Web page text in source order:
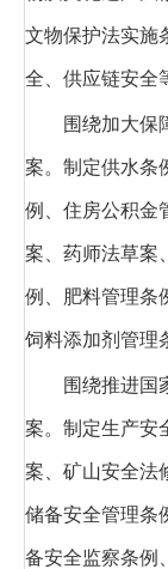
文物保护法实施
全、供应链安全
围绕加大保
案。制定供水条
例、住房公积金
案、药师法草案
例、肥料管理条
饲料添加剂管理
围绕推进国
案。制定生产安
案、矿山安全法
储备安全管理条
备安全监察条例